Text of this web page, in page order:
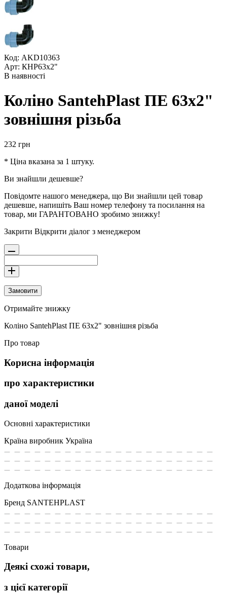
Код: AKD10363
Арт: КНР63x2"
В наявності
Коліно SantehPlast ПЕ 63х2"
зовнішня різьба
232 грн
* Ціна вказана за 1 штуку.
Ви знайшли дешевше?
Повідомте нашого менеджера, що Ви знайшли цей товар
дешевше, напишіть Ваш номер телефону та посилання на
товар, ми ГАРАНТОВАНО зробимо знижку!
Закрити Відкрити діалог з менеджером
Замовити
Отримайте знижку
Коліно SantehPlast ПЕ 63х2" зовнішня різьба
Про товар
Корисна інформація
про характеристики
даної моделі
Основні характеристики
Країна виробник Україна
Додаткова інформація
Бренд SANTEHPLAST
Товари
Деякі схожі товари,
з цієї категорії